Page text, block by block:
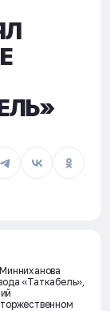
«Таткабель»,